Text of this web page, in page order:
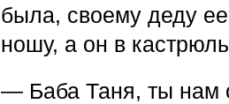
была, своему деду
ношу, а он в
— Баба Таня, ты нам